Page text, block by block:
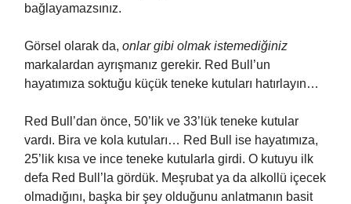
bağlayamazsınız.
Görsel olarak da, onlar gibi olmak istemediğiniz
markalardan ayrışmanız gerekir. Red Bull’un
hayatımıza soktuğu küçük teneke kutuları hatırlayın…
Red Bull’dan önce, 50’lik ve 33’lük teneke kutular
vardı. Bira ve kola kutuları… Red Bull ise hayatımıza,
25’lik kısa ve ince teneke kutularla girdi. O kutuyu ilk
defa Red Bull’la gördük. Meşrubat ya da alkollü içecek
olmadığını, başka bir şey olduğunu anlatmanın basit